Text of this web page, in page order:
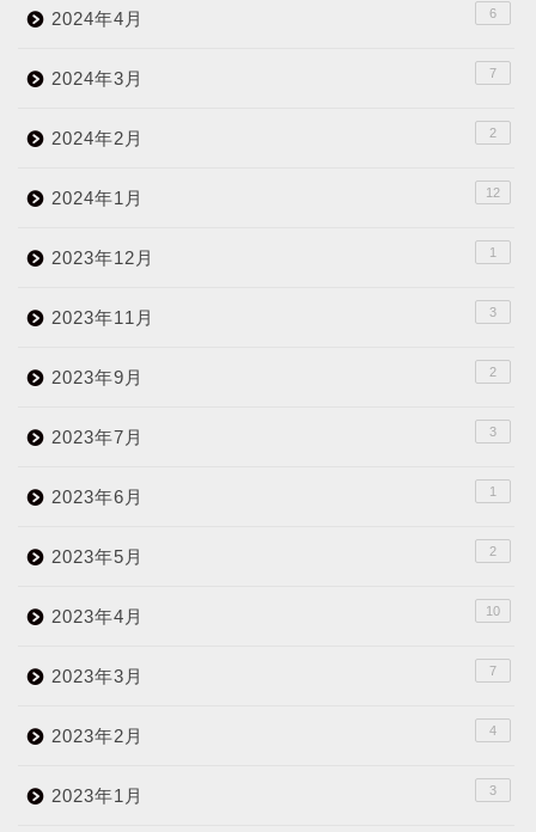
2024年4月 6
2024年3月 7
2024年2月 2
2024年1月 12
2023年12月 1
2023年11月 3
2023年9月 2
2023年7月 3
2023年6月 1
2023年5月 2
2023年4月 10
2023年3月 7
2023年2月 4
2023年1月 3